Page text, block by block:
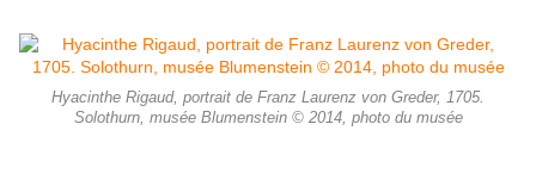
Hyacinthe Rigaud, portrait de Franz Laurenz von Greder, 1705.
Solothurn, musée Blumenstein © 2014, photo du musée